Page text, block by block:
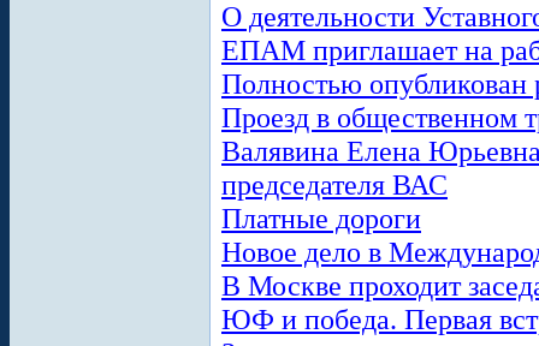
О деятельности
ЕПАМ приглашает на
Полностью опубликован
Проезд в общественном
Валявина Елена
председателя ВАС
Платные дороги
Новое дело в
В Москве проходит
ЮФ и победа. Первая